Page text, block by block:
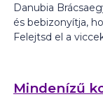
Danubia
és bebizonyítja,
Felejtsd el a
Mindenízű